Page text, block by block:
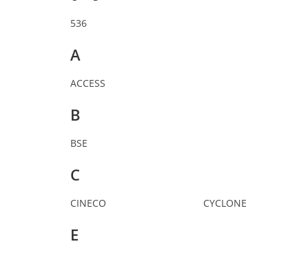
536
A
ACCESS
B
BSE
C
CINECO CYCLONE
E